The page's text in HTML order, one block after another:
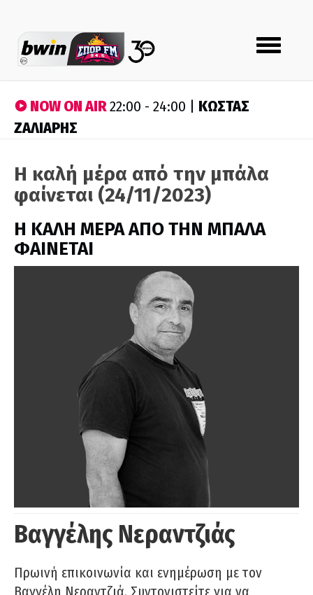
Toggle
navigation
NOW ON AIR22:00 - 24:00 | ΚΩΣΤΑΣ
ΖΑΛΙΑΡΗΣ
Η καλή μέρα από την μπάλα
φαίνεται (24/11/2023)
H ΚΑΛΗ ΜΕΡΑ ΑΠΟ ΤΗΝ ΜΠΑΛΑ
ΦΑΙΝΕΤΑΙ
Βαγγέλης Νεραντζιάς
Πρωινή επικοινωνία και ενημέρωση με τον